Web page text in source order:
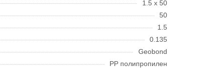
1.5 x 50
50
1.5
0.135
Geobond
PP полипропилен